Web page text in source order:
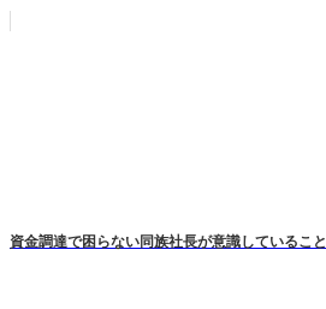
資金調達で困らない同族社長が意識していること